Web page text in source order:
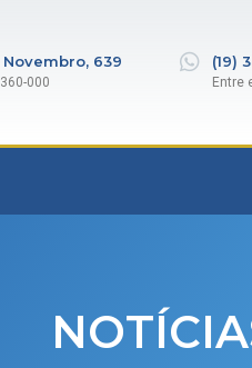
Novembro, 639
000
(19)
Entre